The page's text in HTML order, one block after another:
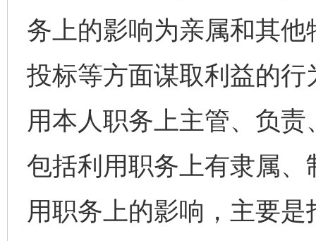
务上的影响为亲属和其
投标等方面谋取利益的
用本人职务上主管、负
包括利用职务上有隶属
用职务上的影响，主要